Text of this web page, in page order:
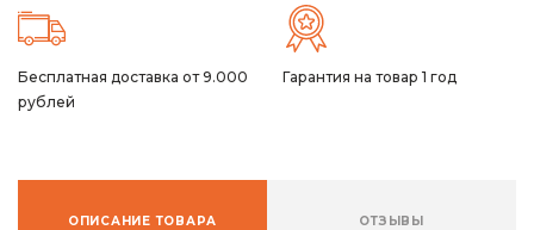
Бесплатная доставка от 9.000
рублей
Гарантия на товар 1 год
ОПИСАНИЕ ТОВАРА ОТЗЫВЫ